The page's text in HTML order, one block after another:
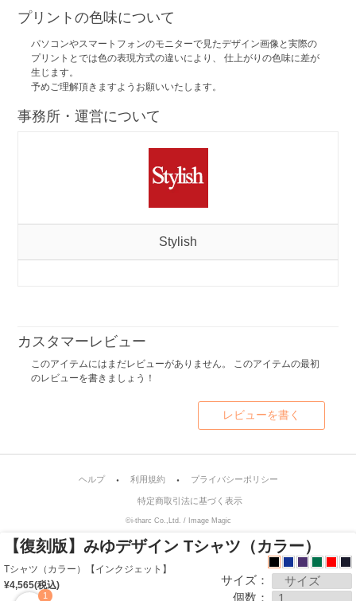
【復刻版】みゆデザイン Tシャツ（カラー）
Tシャツ（カラー）【インクジェット】
¥4,565(税込)
1
サイズ：
個数：
プリントの色味について
パソコンやスマートフォンのモニターで見たデザイン画像と実際の
プリントとでは色の表現方式の違いにより、 仕上がりの色味に差が
生じます。
予めご理解頂きますようお願いいたします。
事務所・運営について
Stylish
カスタマーレビュー
このアイテムにはまだレビューがありません。 このアイテムの最初
のレビューを書きましょう！
レビューを書く
ヘルプ 利用規約 プライバシーポリシー
特定商取引法に基づく表示
©i-tharc Co.,Ltd. / Image Magic